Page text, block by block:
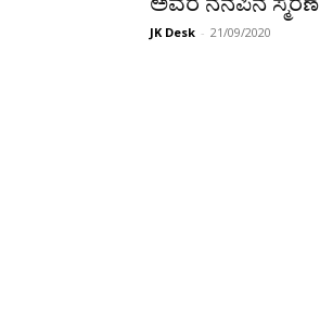
JK Desk - 21/09/2020